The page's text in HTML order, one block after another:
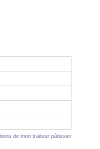
de mon traiteur pâtissier